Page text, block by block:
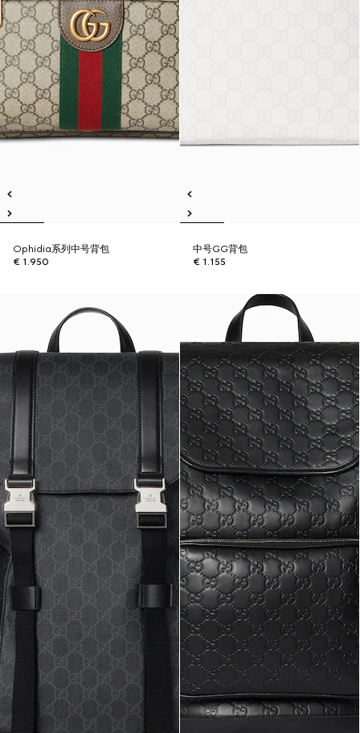
Ophidia系列中号背包
€ 1.950
中号GG背包
€ 1.155